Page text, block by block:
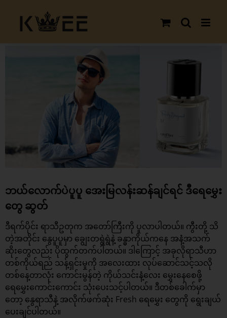
content
ဘယ်လောက်ပဲပူပူ အေးမြလန်းဆန်ချင်ရင် ဒီရေမွှေး
တွေ ဆွတ်
ဒီရက်ပိုင်း ရာသီဥတုက အတော်ကြီးကို ပူလာပါတယ်။ ကွီးတို့ သိ
တဲ့အတိုင်း နွေပူပူမှာ ချွေးတရွဲရွဲနဲ့ ခန္ဓာကိုယ်ကနေ အနံ့အသက်
ဆိုးတွေလည်း ပိုထွက်တက်ပါတယ်။ ဒါကြောင့် အခုလိုရာသီဟာ
တစ်ကိုယ်ရည် သန့်ရှင်းမှုကို အလေးထား လုပ်ဆောင်သင့်သလို
တစ်နေ့တာလုံး ကောင်းမွန်တဲ့ ကိုယ်သင်းနံ့လေး မွှေးနေစေဖို့
ရေမွှေးကောင်းကောင်း သုံးပေးသင့်ပါတယ်။ ဒီတစ်ခေါက်မှာ
တော့ နွေရာသီနဲ့ အလိုက်ဖက်ဆုံး Fresh ရေမွှေး တွေကို ရွေးချယ်
ပေးချင်ပါတယ်။